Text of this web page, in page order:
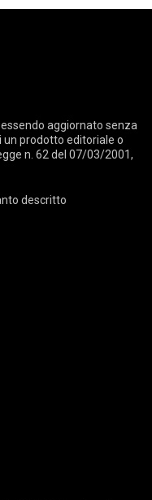
aggiornato senza
un prodotto editoriale o
n. 62 del 07/03/2001,
descritto